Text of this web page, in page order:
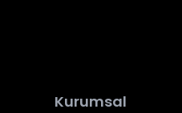
Kurumsal